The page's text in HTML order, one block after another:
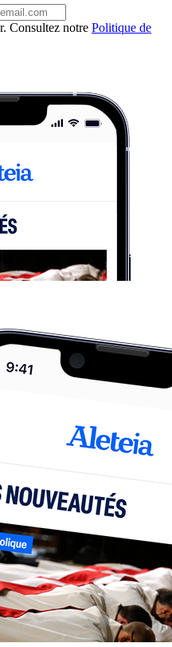
Consultez notre Politique de